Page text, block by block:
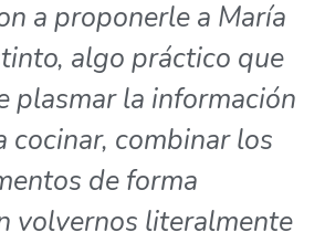
a proponerle a María
algo práctico que
plasmar la información
cocinar, combinar los
de forma
volvernos literalmente